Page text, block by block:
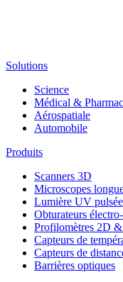
Solutions
Science
Médical &
Aérospatiale
Automobile
Produits
Scanners 3D
Microscopes
Lumière UV
Obturateurs
Profilomètres 2D
Capteurs de
Capteurs de
Barrières optiques